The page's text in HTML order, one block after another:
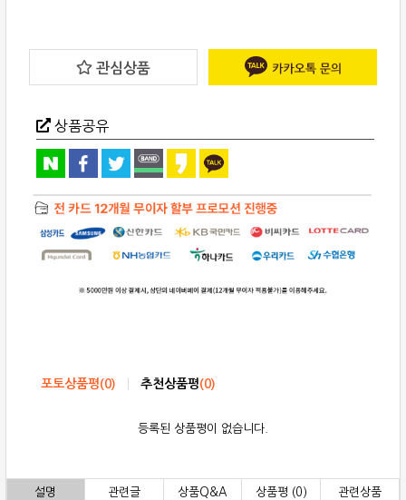
관심상품
상품공유
포토상품평(0) 추천상품평(0)
등록된 상품평이 없습니다.
설명 관련글 상품Q&A 상품평 (0) 관련상품